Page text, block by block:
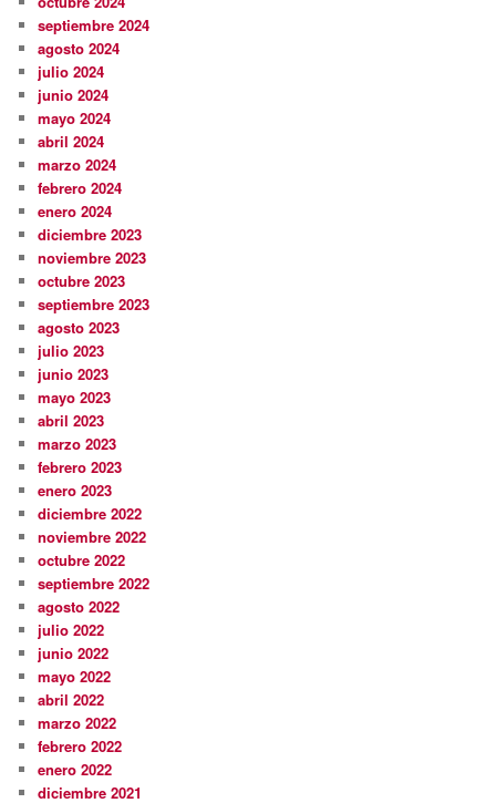
septiembre 2024
agosto 2024
julio 2024
junio 2024
mayo 2024
abril 2024
marzo 2024
febrero 2024
enero 2024
diciembre 2023
noviembre 2023
octubre 2023
septiembre 2023
agosto 2023
julio 2023
junio 2023
mayo 2023
abril 2023
marzo 2023
febrero 2023
enero 2023
diciembre 2022
noviembre 2022
octubre 2022
septiembre 2022
agosto 2022
julio 2022
junio 2022
mayo 2022
abril 2022
marzo 2022
febrero 2022
enero 2022
diciembre 2021